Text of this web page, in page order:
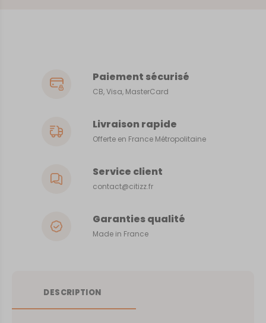
Paiement sécurisé
CB, Visa, MasterCard
Livraison rapide
Offerte en France Métropolitaine
Service client
contact@citizz.fr
Garanties qualité
Made in France
DESCRIPTION